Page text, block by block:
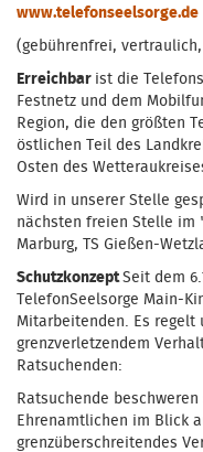
www.telefonseelsorge.de
(gebührenfrei,
Erreichbar ist die
Festnetz und dem
Region, die den größten
östlichen Teil des
Osten des
Wird in unserer Stelle
nächsten freien Stelle im
Marburg, TS Gießen-
SchutzkonzeptSeit dem
TelefonSeelsorge Main-
Mitarbeitenden. Es regelt
grenzverletzendem
Ratsuchenden:
Ratsuchende
Ehrenamtlichen im Blick
grenzüberschreitendes